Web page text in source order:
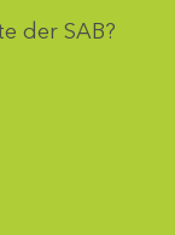
der SAB?